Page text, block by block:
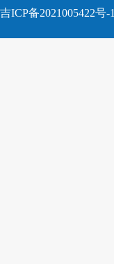
吉ICP备2021005422号-1